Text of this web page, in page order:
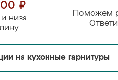
₽
низа
Поможем
на кухонные гарнитуры